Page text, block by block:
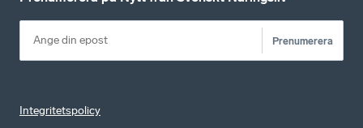
Prenumerera
Integritetspolicy